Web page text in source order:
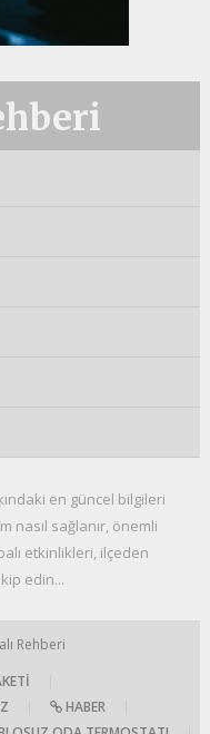
en güncel bilgileri
nasıl sağlanır, önemli
etkinlikleri, ilçeden
edin...
Rehberi
HABER